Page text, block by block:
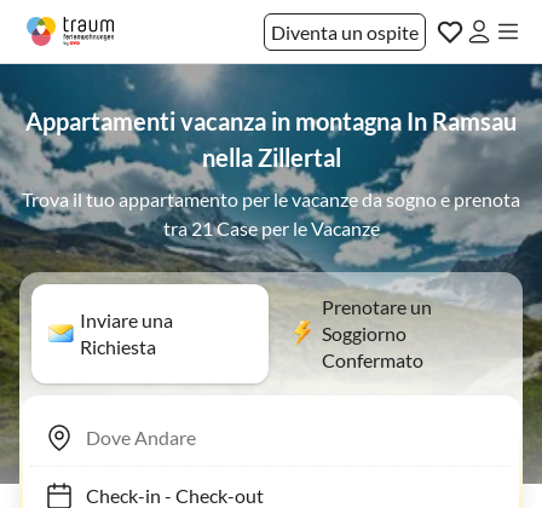
Diventa un ospite
Appartamenti vacanza in montagna In Ramsau
nella Zillertal
Trova il tuo appartamento per le vacanze da sogno e prenota
tra 21 Case per le Vacanze
Inviare una
Richiesta
Prenotare un
Soggiorno
Confermato
Check-in- Check-out